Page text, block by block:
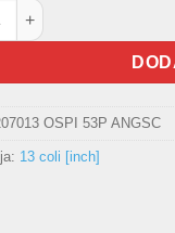
skuter/moped 120/
OSPI 53P ANGSC
13 coli [inch]